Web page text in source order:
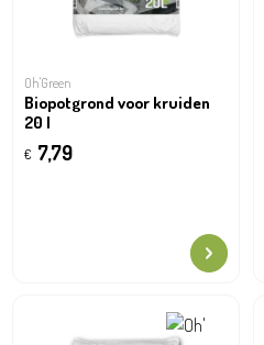
Oh'Green
Biopotgrond voor kruiden
20 l
€ 7,79